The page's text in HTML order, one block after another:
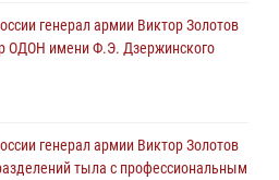
генерал армии Виктор Золотов
ОДОН имени Ф.Э. Дзержинского
генерал армии Виктор Золотов
тыла с профессиональным